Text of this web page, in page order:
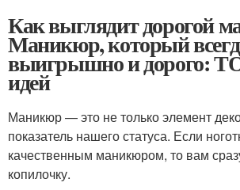
Как выглядит дорогой
Маникюр, который
выигрышно и дорого:
идей
Маникюр — это не только элемент
показатель нашего статуса. Если
качественным маникюром, то вам
копилочку.